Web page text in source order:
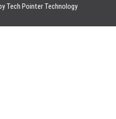
Tech Pointer Technology